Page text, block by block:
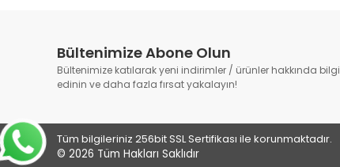
Bültenimize Abone Olun
Bültenimize katılarak yeni indirimler / ürünler hakkında bilgi
edinin ve daha fazla fırsat yakalayın!
Tüm bilgileriniz 256bit SSL Sertifikası ile korunmaktadır.
© 2026 Tüm Hakları Saklıdır